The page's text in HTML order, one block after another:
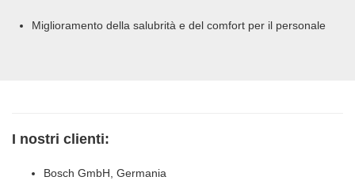
Miglioramento della salubrità e del comfort per il personale
I nostri clienti:
Bosch GmbH, Germania